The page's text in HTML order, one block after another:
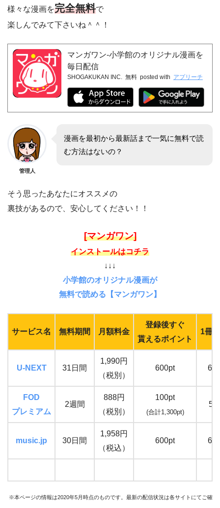
様々な漫画を完全無料で
楽しんでみて下さいね＾＾！
マンガワン-小学館のオリジナル漫画を
毎日配信
SHOGAKUKAN INC. 無料 posted with アプリーチ
管理人
漫画を最初から最新話まで一気に無料で読
む方法はないの？
そう思ったあなたにオススメの
裏技があるので、安心してください！！
[マンガワン]
インストールはコチラ
↓↓↓
小学館のオリジナル漫画が
無料で読める【マンガワン】
サービス名 無料期間 月額料金
登録後すぐ
貰えるポイント
1冊
U-NEXT 31日間
1,990円
（税別）
600pt
FOD
プレミアム
2週間
888円
（税別）
100pt
(合計1,300pt)
music.jp 30日間
1,958円
（税込）
600pt
※本ページの情報は2020年5月時点のものです。最新の配信状況は各サイトにてご確